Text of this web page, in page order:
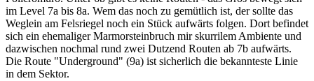
im Level 7a bis 8a. Wem das noch zu gemütlich ist, der sollte das
Weglein am Felsriegel noch ein Stück aufwärts folgen. Dort befindet
sich ein ehemaliger Marmorsteinbruch mir skurrilem Ambiente und
dazwischen nochmal rund zwei Dutzend Routen ab 7b aufwärts.
Die Route "Underground" (9a) ist sicherlich die bekannteste Linie
in dem Sektor.